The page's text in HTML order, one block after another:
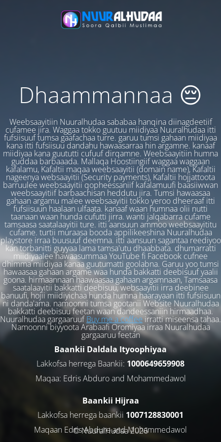
Dhaammannaa 😔
Weebsaayitiin Nuuralhudaa sababaa hanqina diinagdeetiif
cufamee jira. Waggaa tokko guutuu miidiyaa Nuuralhudaa itti
fufsiisuuf tumsa gaafachaa turre. garuu tumsi gahaan miidiyaa
kana itti fufsiisuu dandahu hawaasarraa hin argamne. kanaaf
miidiyaa kana guututti cufuuf dirqamne. Weebsaayitiin humna
guddaa barbaaada. Mallaqa Hoostiingiif waggaa waggaan
kafalamu, Kafaltii maqaa weebsaayitii (domain name), Kafaltii
nageenya websaayitii (Security payments), Kafaltii hojjattoota
barruulee weebsaayitii qopheessaniif kafalamuufi baasiiwwan
weebsaayitiif barbaachisan heddutu jira. Tumsi hawaasaa
gahaan argamu malee weebsaayitii tokko yeroo dheeraaf itti
fufsiisuun haalaan ulfaata. kanaaf waan humnaa olii nutti
taanaan waan hunda cufutti jirra. wanti jalqabarra cufame
tamsaasa saatalaayitii ture. itti aansuun ammoo weebsaayititu
cufame. turtii muraasa booda appilikeeshina Nuuralhudaa
playstore irraa buusuuf deemna. itti aansuun sagantaa reediyoo
kan torbanitti guyyaa lama tamsa'utu dhaabbata. dhumarratti
miidiyaalee hawaasummaa YouTube fi Facebook cufnee
dhimma miidiyaa kanaa guutumatti goolabna. Garuu yoo tumsi
hawaasaa gahaan argame waa hunda bakkatti deebisuuf yaalii
goona. hirmaannaan haawaasaa gahaan argamnaan, Tamsaasa
saatalaayitii bakkatti deebisuu, websaayitii irra deebinee
banuufi, hojii miidiyichaa hunda humna haarayaan itti fufsiisuun
ni danda'ama. namoonni tumsa gootanii Website Nuuralhudaa
bakkatti deebisuu feetan waan dandeessaniin hirmaadhaa.
Nuuralhudaa gargaaruufBuy me a coffeeirratti miseensa tahaa.
Namoonni biyyoota Arabaafi Oromiyaa irraa Nuuralhudaa
gargaaruu feetan
Baankii Daldala Ityoophiyaa
Lakkofsa herrega Baankii: 1000649659908
Maqaa: Edris Abduro and Mohammedawol
Baankii Hijraa
Lakkofsa herrega baankii 1007128830001
Maqaan Edris Abduro and Muhammedawol
© NuuralHudaa 2026